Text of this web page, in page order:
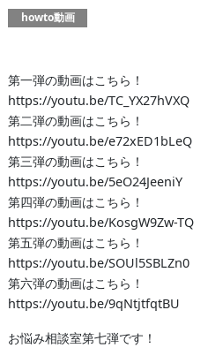
howto動画
第一弾の動画はこちら！
https://youtu.be/TC_YX27hVXQ
第二弾の動画はこちら！
https://youtu.be/e72xED1bLeQ
第三弾の動画はこちら！
https://youtu.be/5eO24JeeniY
第四弾の動画はこちら！
https://youtu.be/KosgW9Zw-TQ
第五弾の動画はこちら！
https://youtu.be/SOUl5SBLZn0
第六弾の動画はこちら！
https://youtu.be/9qNtjtfqtBU
お悩み相談室第七弾です！